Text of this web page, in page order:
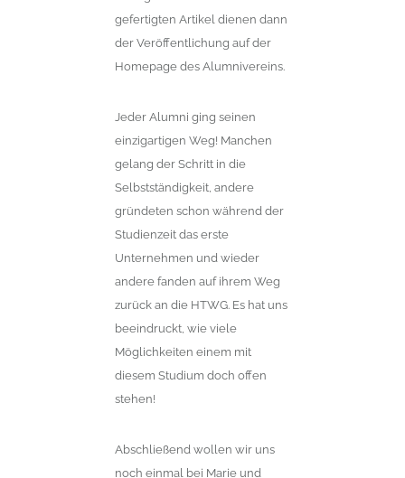
gefertigten Artikel dienen dann
der Veröffentlichung auf der
Homepage des Alumnivereins.
Jeder Alumni ging seinen
einzigartigen Weg! Manchen
gelang der Schritt in die
Selbstständigkeit, andere
gründeten schon während der
Studienzeit das erste
Unternehmen und wieder
andere fanden auf ihrem Weg
zurück an die HTWG. Es hat uns
beeindruckt, wie viele
Möglichkeiten einem mit
diesem Studium doch offen
stehen!
Abschließend wollen wir uns
noch einmal bei Marie und